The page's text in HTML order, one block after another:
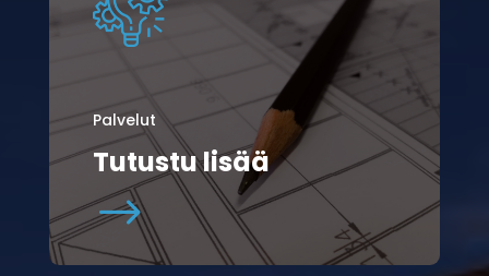
Palvelut
Tutustu lisää
$